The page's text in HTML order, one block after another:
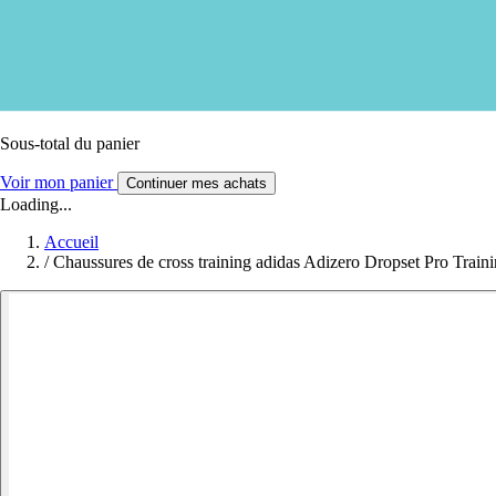
Sous-total du panier
Voir mon panier Continuer mes achats
Loading...
Accueil
/ Chaussures de cross training adidas Adizero Dropset Pro